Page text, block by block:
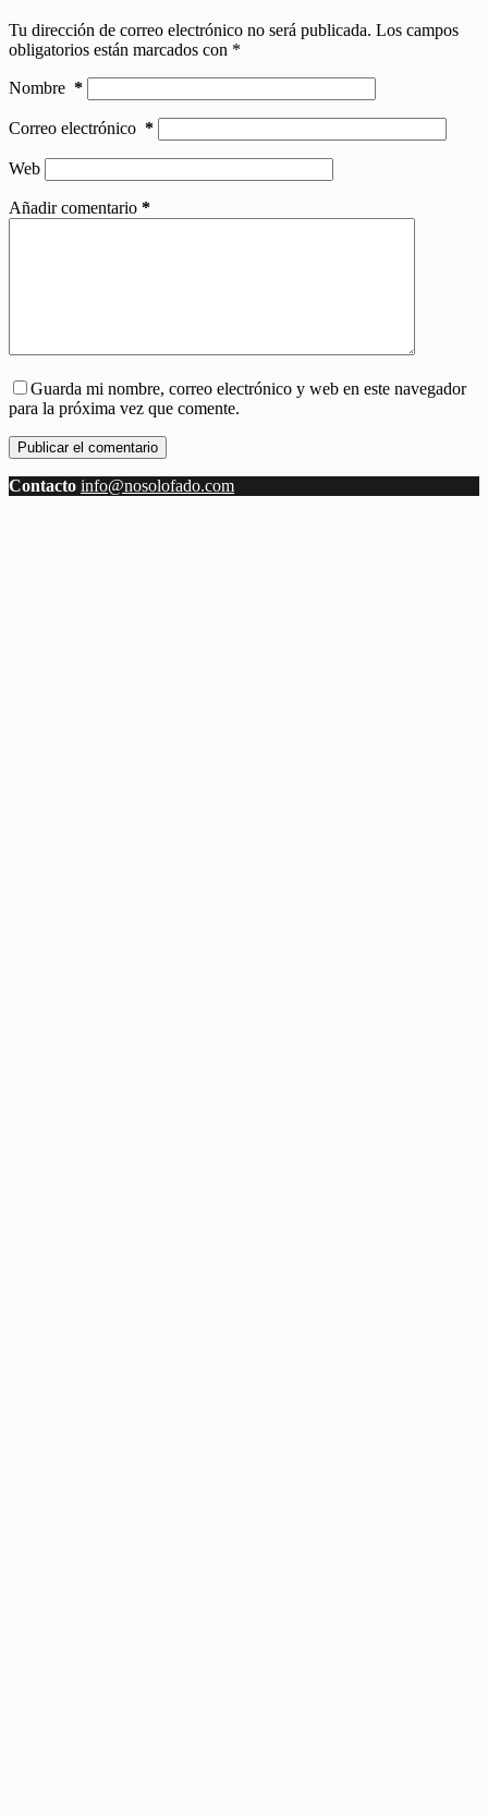
Tu dirección de correo electrónico no será publicada. Los campos
obligatorios están marcados con *
Nombre *
Correo electrónico *
Web
Añadir comentario *
Guarda mi nombre, correo electrónico y web en este navegador
para la próxima vez que comente.
Publicar el comentario
Contacto info@nosolofado.com